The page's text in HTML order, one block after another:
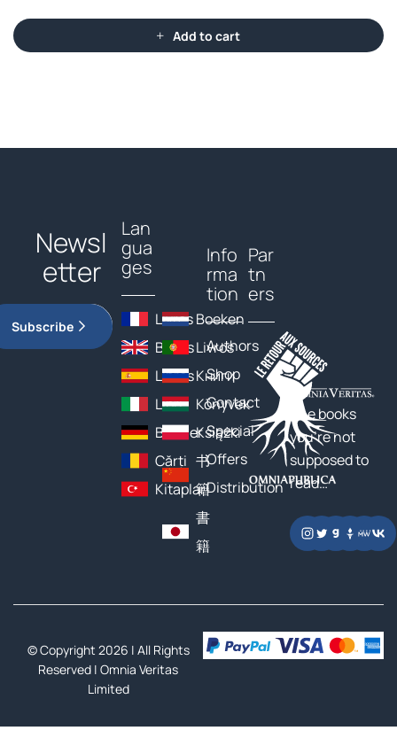
Add to cart
Newsl
etter
Subscribe
Lan
gua
ges
Livres
Books
Libros
Libri
Bücher
Cărți
Kitaplar
Boeken
Livros
Книги
Könyvek
Książki
书
籍
書
籍
Info
rma
tion
Authors
Shop
Contact
Special
Offers
Distribution
Par
tn
ers
The books
you’re not
supposed to
read…
© Copyright 2026 | All Rights
Reserved |Omnia Veritas
Limited